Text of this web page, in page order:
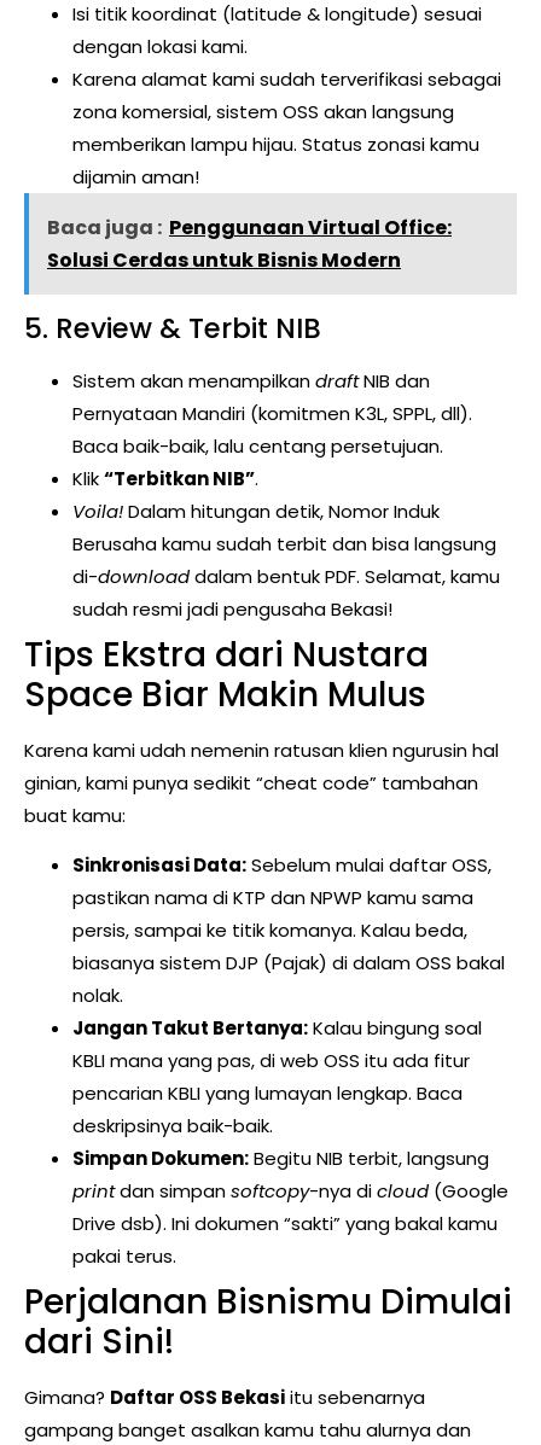
Isi titik koordinat (latitude & longitude) sesuai
dengan lokasi kami.
Karena alamat kami sudah terverifikasi sebagai
zona komersial, sistem OSS akan langsung
memberikan lampu hijau. Status zonasi kamu
dijamin aman!
Baca juga : Penggunaan Virtual Office:
Solusi Cerdas untuk Bisnis Modern
5. Review & Terbit NIB
Sistem akan menampilkandraftNIB dan
Pernyataan Mandiri (komitmen K3L, SPPL, dll).
Baca baik-baik, lalu centang persetujuan.
Klik“Terbitkan NIB”.
Voila!Dalam hitungan detik, Nomor Induk
Berusaha kamu sudah terbit dan bisa langsung
di-downloaddalam bentuk PDF. Selamat, kamu
sudah resmi jadi pengusaha Bekasi!
Tips Ekstra dari Nustara
Space Biar Makin Mulus
Karena kami udah nemenin ratusan klien ngurusin hal
ginian, kami punya sedikit “cheat code” tambahan
buat kamu:
Sinkronisasi Data:Sebelum mulai daftar OSS,
pastikan nama di KTP dan NPWP kamu sama
persis, sampai ke titik komanya. Kalau beda,
biasanya sistem DJP (Pajak) di dalam OSS bakal
nolak.
Jangan Takut Bertanya:Kalau bingung soal
KBLI mana yang pas, di web OSS itu ada fitur
pencarian KBLI yang lumayan lengkap. Baca
deskripsinya baik-baik.
Simpan Dokumen:Begitu NIB terbit, langsung
printdan simpansoftcopy-nya dicloud(Google
Drive dsb). Ini dokumen “sakti” yang bakal kamu
pakai terus.
Perjalanan Bisnismu Dimulai
dari Sini!
Gimana? Daftar OSS Bekasiitu sebenarnya
gampang banget asalkan kamu tahu alurnya dan